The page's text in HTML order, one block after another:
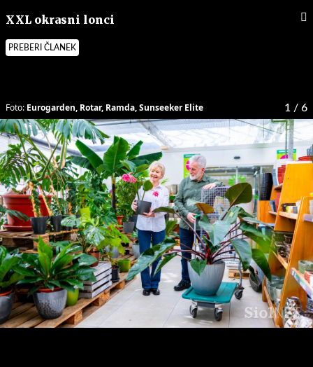
XXL okrasni lonci
PREBERI ČLANEK
1 / 6
Foto: Eurogarden, Rotar, Ramda, Sunseeker Elite